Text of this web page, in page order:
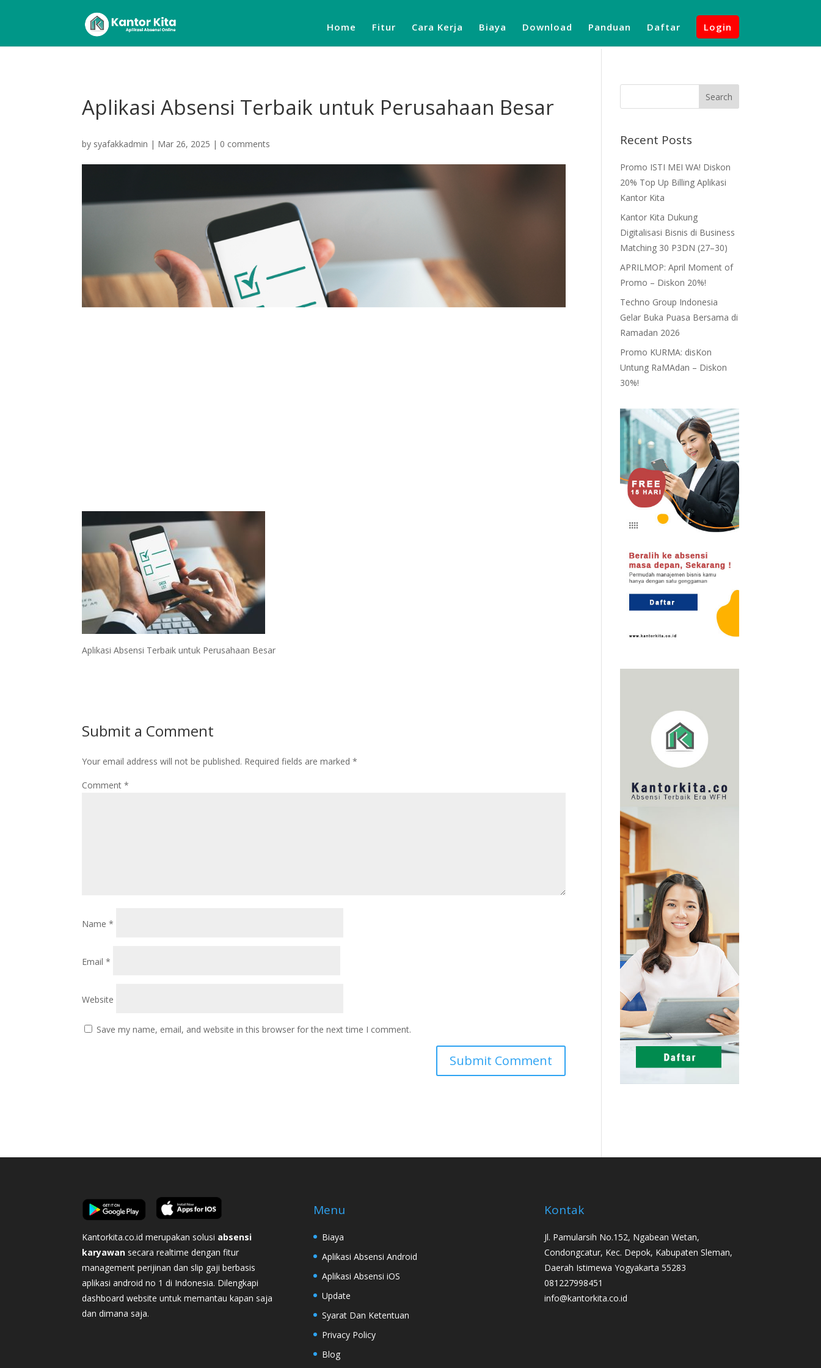
Home Fitur Cara Kerja Biaya Download Panduan Daftar Login
Aplikasi Absensi Terbaik untuk Perusahaan Besar
by syafakkadmin | Mar 26, 2025 | 0 comments
Aplikasi Absensi Terbaik untuk Perusahaan Besar
Submit a Comment
Your email address will not be published. Required fields are marked*
Comment*
Name*
Email*
Website
Save my name, email, and website in this browser for the next time I comment.
Recent Posts
Promo ISTI MEI WA! Diskon
20% Top Up Billing Aplikasi
Kantor Kita
Kantor Kita Dukung
Digitalisasi Bisnis di Business
Matching 30 P3DN (27–30)
APRILMOP: April Moment of
Promo – Diskon 20%!
Techno Group Indonesia
Gelar Buka Puasa Bersama di
Ramadan 2026
Promo KURMA: disKon
Untung RaMAdan – Diskon
30%!
Kantorkita.co.id merupakan solusi absensi
karyawan secara realtime dengan fitur
management perijinan dan slip gaji berbasis
aplikasi android no 1 di Indonesia. Dilengkapi
dashboard website untuk memantau kapan saja
dan dimana saja.
Menu
Biaya
Aplikasi Absensi Android
Aplikasi Absensi iOS
Update
Syarat Dan Ketentuan
Privacy Policy
Blog
Kontak
Jl. Pamularsih No.152, Ngabean Wetan,
Condongcatur, Kec. Depok, Kabupaten Sleman,
Daerah Istimewa Yogyakarta 55283
081227998451
info@kantorkita.co.id